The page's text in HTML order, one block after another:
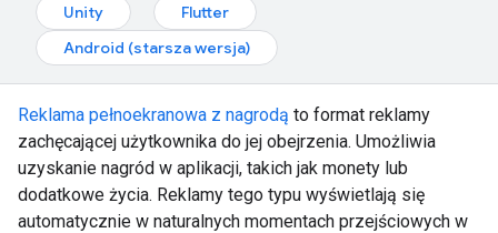
Unity
Flutter
Android (starsza wersja)
Reklama pełnoekranowa z nagrodą to format reklamy
zachęcającej użytkownika do jej obejrzenia. Umożliwia
uzyskanie nagród w aplikacji, takich jak monety lub
dodatkowe życia. Reklamy tego typu wyświetlają się
automatycznie w naturalnych momentach przejściowych w